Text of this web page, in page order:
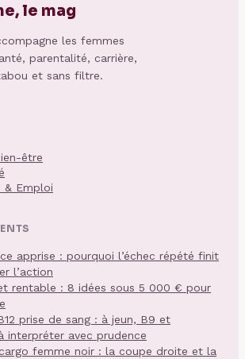
le mag
les femmes
parentalité, carrière,
et sans filtre.
être
& Emploi
apprise : pourquoi l’échec répété finit
l’action
rentable : 8 idées sous 5 000 € pour
prise de sang : à jeun, B9 et
interpréter avec prudence
femme noir : la coupe droite et la